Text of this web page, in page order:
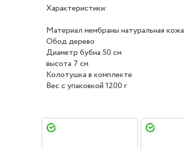
Характеристики:
Материал мембраны натуральная кожа
Обод дерево
Диаметр бубна 50 см
высота 7 см
Колотушка в комплекте
Вес с упаковкой 1200 г